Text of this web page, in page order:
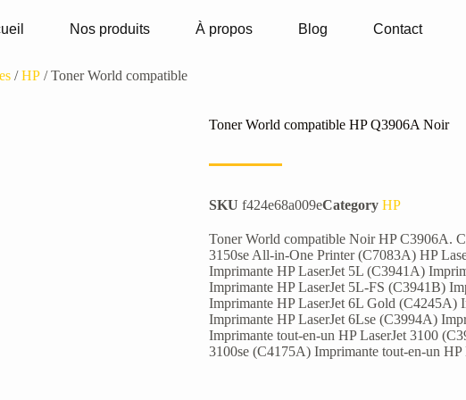
Nos produits À propos Blog Contact
/HP / Toner World compatible
Toner World compatible HP Q3906A Noir
SKU f424e68a009eCategory HP
Toner World compatible Noir HP C3906A.
3150se All-in-One Printer (C7083A) HP
Imprimante HP LaserJet 5L (C3941A)
Imprimante HP LaserJet 5L-FS (C3941B)
Imprimante HP LaserJet 6L Gold (C4245A)
Imprimante HP LaserJet 6Lse (C3994A)
Imprimante tout-en-un HP LaserJet 3100
3100se (C4175A) Imprimante tout-en-un